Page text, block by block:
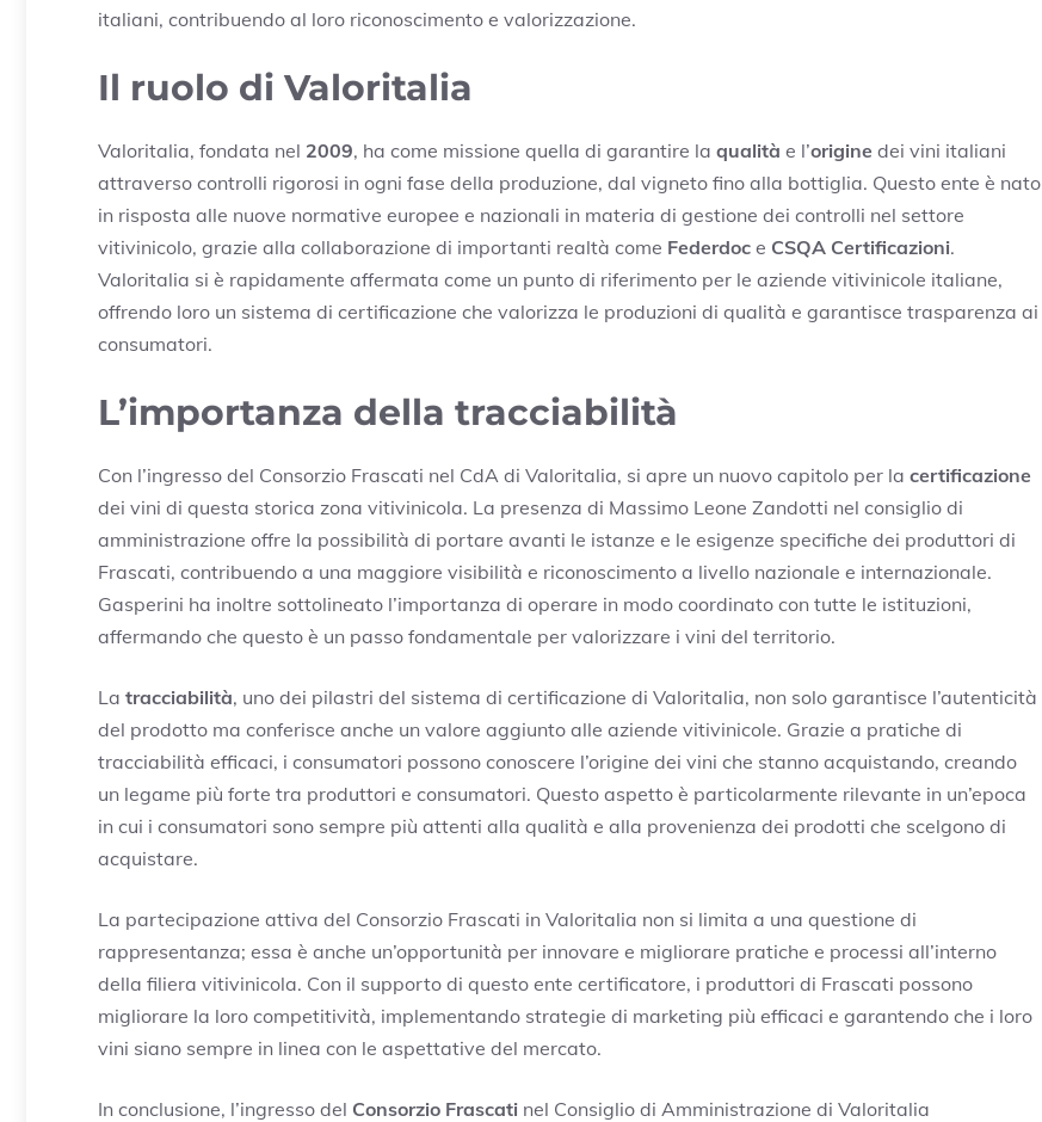
italiani, contribuendo al loro riconoscimento e valorizzazione.
Il ruolo di Valoritalia
Valoritalia, fondata nel 2009, ha come missione quella di garantire la qualità e l’origine dei vini italiani
attraverso controlli rigorosi in ogni fase della produzione, dal vigneto fino alla bottiglia. Questo ente è nato
in risposta alle nuove normative europee e nazionali in materia di gestione dei controlli nel settore
vitivinicolo, grazie alla collaborazione di importanti realtà come Federdoc e CSQA Certificazioni.
Valoritalia si è rapidamente affermata come un punto di riferimento per le aziende vitivinicole italiane,
offrendo loro un sistema di certificazione che valorizza le produzioni di qualità e garantisce trasparenza ai
consumatori.
L’importanza della tracciabilità
Con l’ingresso del Consorzio Frascati nel CdA di Valoritalia, si apre un nuovo capitolo per la certificazione
dei vini di questa storica zona vitivinicola. La presenza di Massimo Leone Zandotti nel consiglio di
amministrazione offre la possibilità di portare avanti le istanze e le esigenze specifiche dei produttori di
Frascati, contribuendo a una maggiore visibilità e riconoscimento a livello nazionale e internazionale.
Gasperini ha inoltre sottolineato l’importanza di operare in modo coordinato con tutte le istituzioni,
affermando che questo è un passo fondamentale per valorizzare i vini del territorio.
La tracciabilità, uno dei pilastri del sistema di certificazione di Valoritalia, non solo garantisce l’autenticità
del prodotto ma conferisce anche un valore aggiunto alle aziende vitivinicole. Grazie a pratiche di
tracciabilità efficaci, i consumatori possono conoscere l’origine dei vini che stanno acquistando, creando
un legame più forte tra produttori e consumatori. Questo aspetto è particolarmente rilevante in un’epoca
in cui i consumatori sono sempre più attenti alla qualità e alla provenienza dei prodotti che scelgono di
acquistare.
La partecipazione attiva del Consorzio Frascati in Valoritalia non si limita a una questione di
rappresentanza; essa è anche un’opportunità per innovare e migliorare pratiche e processi all’interno
della filiera vitivinicola. Con il supporto di questo ente certificatore, i produttori di Frascati possono
migliorare la loro competitività, implementando strategie di marketing più efficaci e garantendo che i loro
vini siano sempre in linea con le aspettative del mercato.
In conclusione, l’ingresso del Consorzio Frascati nel Consiglio di Amministrazione di Valoritalia